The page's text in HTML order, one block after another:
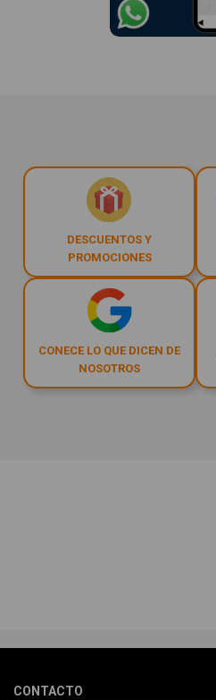
DESCUENTOS Y
PROMOCIONES
CONECE LO QUE DICEN DE
NOSOTROS
CONTACTO